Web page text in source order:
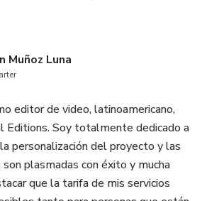
Muñoz Luna
editor de video, latinoamericano,
Editions. Soy totalmente dedicado a
personalización del proyecto y las
plasmadas con éxito y mucha
que la tarifa de mis servicios